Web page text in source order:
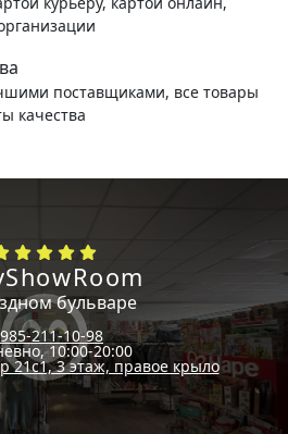
поставщиками, все товары
качества
бульваре
211-10-98
10:00-20:00
21с1, 3 этаж, правое крыло